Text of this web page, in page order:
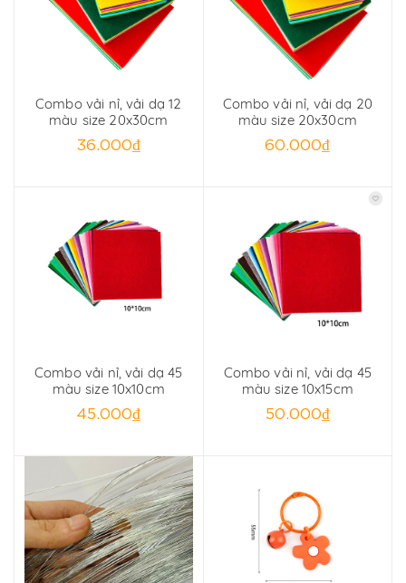
Combo vải nỉ, vải dạ 12
màu size 20x30cm
36.000₫
Combo vải nỉ, vải dạ 20
màu size 20x30cm
60.000₫
Combo vải nỉ, vải dạ 45
màu size 10x10cm
45.000₫
Combo vải nỉ, vải dạ 45
màu size 10x15cm
50.000₫